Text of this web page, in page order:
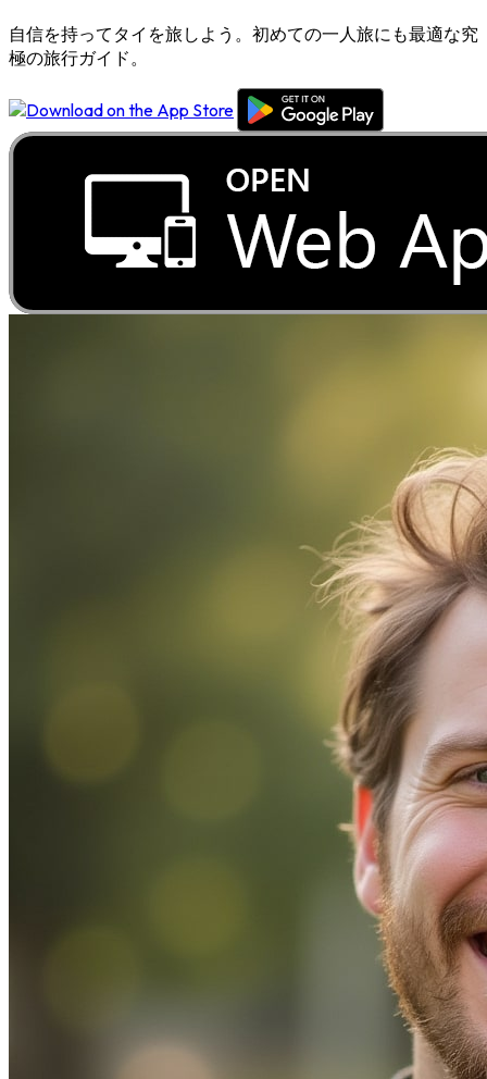
自信を持ってタイを旅しよう。初めての一人旅にも最適な究
極の旅行ガイド。